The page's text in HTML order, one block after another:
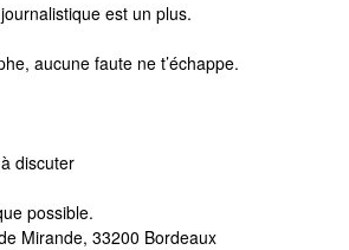
est un plus.
aucune faute ne t’échappe.
discuter
possible.
Mirande, 33200 Bordeaux